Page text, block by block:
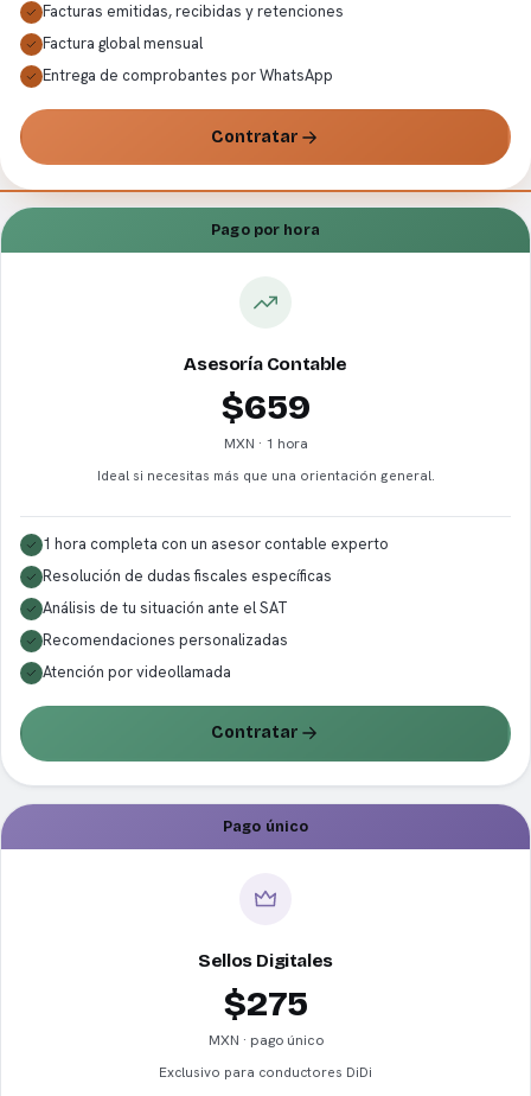
Facturas emitidas, recibidas y retenciones
Factura global mensual
Entrega de comprobantes por WhatsApp
Contratar
Pago por hora
Asesoría Contable
$659
MXN · 1 hora
Ideal si necesitas más que una orientación general.
1 hora completa con un asesor contable experto
Resolución de dudas fiscales específicas
Análisis de tu situación ante el SAT
Recomendaciones personalizadas
Atención por videollamada
Contratar
Pago único
Sellos Digitales
$275
MXN · pago único
Exclusivo para conductores DiDi